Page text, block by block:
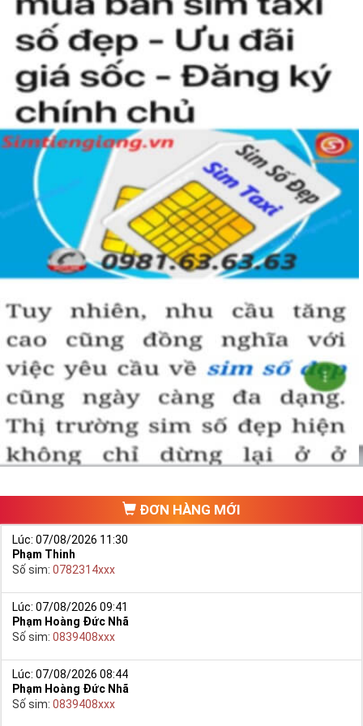
kiện để sở hữu một sim tứ quý 2 này, bởi vậy chỉ cần nhìn vào
người khác cũng sẽ biết được vị trí của bạn trong xã hội là như thế
nào rồi?
Hướng dẫn mua Sim Tứ Quý 2 tại
Simtiengiang.vn.
Sim Tiền Giang là đơn vị cung cấp
Tứ Quý, sim giá rẻ uy
tín chất lượng.
Chọn mua sim số đẹp thường mất nhiều thời gian ở khoản lựa số,
một số phải vừa đẹp, vừa tốt về phong thủy thì mới là sim hoàn
hảo. Vậy phải làm sao?
- Cách nhanh nhất để chọn mua được Sim Tứ Quý 2 là bạn vào
trang chủ của Sim Tiền Giang, chọn mục “
Sim giảm giá
“ ở ngay đầu
trang chủ. Đây là danh sách sim được đại lý giảm giá vì một số lý
Ngoài ra quý khách chưa ưng ý về Sim Tứ Quý 2 có cũng thể tham
khảo thêm Sim Vinaphone,Sim Gmobile, Sim Tứ Quý Giữa
ĐƠN HÀNG MỚI
Lúc: 07/08/2026 11:30
Phạm Thinh
Số sim: 0782314xxx
Lúc: 07/08/2026 09:41
Phạm Hoàng Đức Nhã
Số sim: 0839408xxx
Lúc: 07/08/2026 08:44
Phạm Hoàng Đức Nhã
Số sim: 0839408xxx